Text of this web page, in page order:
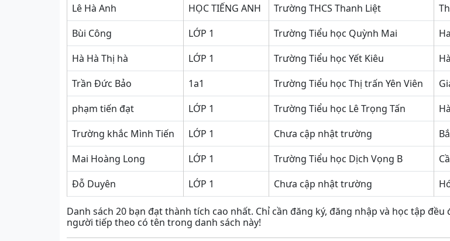
Lê Hà Anh
HỌC TIẾNG ANH Trường THCS Thanh Liệt
Bùi Công
LỚP 1 Trường Tiểu học Quỳnh Mai
Hà Hà Thị hà
LỚP 1 Trường Tiểu học Yết Kiêu
Trần Đức Bảo
1a1 Trường Tiểu học Thị trấn Yên Viên
phạm tiến đạt
LỚP 1 Trường Tiểu học Lê Trọng Tấn
Trường khắc Mình Tiến
LỚP 1 Chưa cập nhật trường
Mai Hoàng Long
LỚP 1 Trường Tiểu học Dịch Vọng B
Đỗ Duyên
LỚP 1 Chưa cập nhật trường
Danh sách 20 bạn đạt thành tích cao nhất. Chỉ cần đăng ký, đăng nhập và học tập
người tiếp theo có tên trong danh sách này!